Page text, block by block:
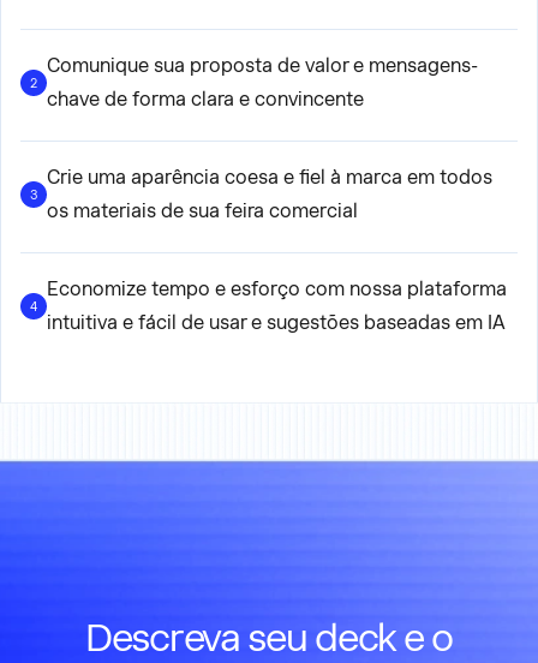
2
Comunique sua proposta de valor e mensagens-
chave de forma clara e convincente
3
Crie uma aparência coesa e fiel à marca em todos
os materiais de sua feira comercial
4
Economize tempo e esforço com nossa plataforma
intuitiva e fácil de usar e sugestões baseadas em IA
Descreva seu deck e o